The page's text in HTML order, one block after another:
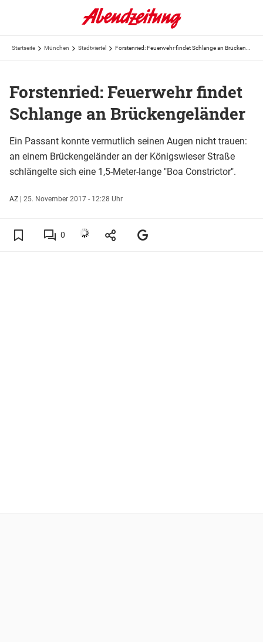
Startseite München Stadtviertel
Forstenried: Feuerwehr findet
Schlange an Brückengeländer
Ein Passant konnte vermutlich seinen Augen nicht trauen:
an einem Brückengeländer an der Königswieser Straße
schlängelte sich eine 1,5-Meter-lange "Boa Constrictor".
AZ | 25. November 2017 - 12:28 Uhr
0